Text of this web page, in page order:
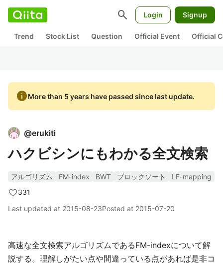
search Login Signup
Trend Stock List Question Official Event Official
infoMore than 5 years have passed since last update.
@erukiti
ハクビシンにもわかる全文検索
アルゴリズム FM-index BWT ブロックソート
LF-mapping
331
Last updated at 2015-08-23Posted at 2015-07-20
高速な全文検索アルゴリズムであるFM-indexについて解
説する。理解しがたい点や間違っている点があれば是非コ